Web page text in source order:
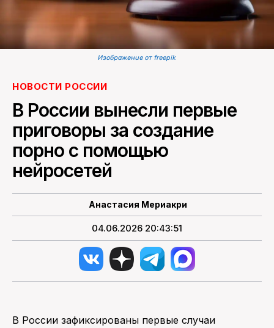
Изображение от freepik
НОВОСТИ РОССИИ
В России вынесли первые
приговоры за создание
порно с помощью
нейросетей
Анастасия Мериакри
04.06.2026 20:43:51
В России зафиксированы первые случаи